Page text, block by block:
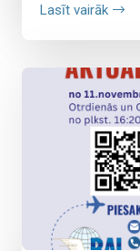
Lasīt vairāk